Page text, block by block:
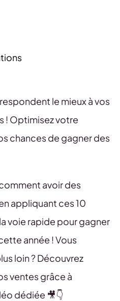
le mieux à vos
! Optimisez votre
chances de gagner des
avoir des
appliquant ces 10
voie rapide pour gagner
année ! Vous
loin ? Découvrez
ventes grâce à
dédiée 🎥👇